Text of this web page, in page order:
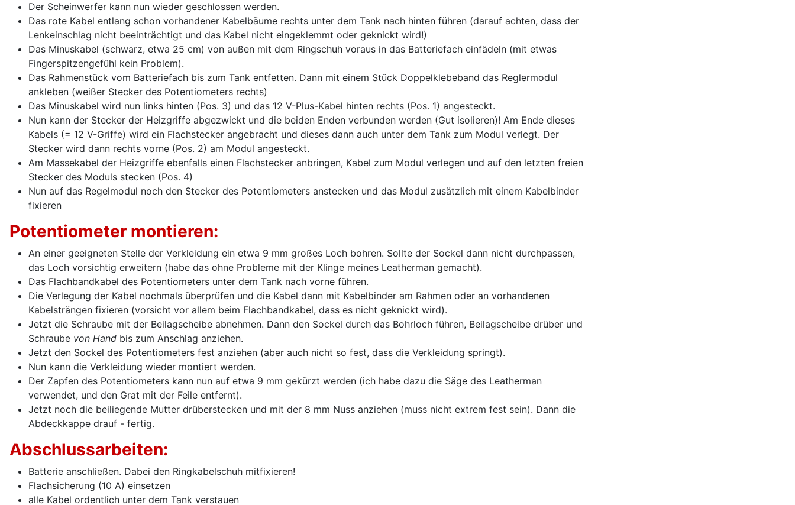
Der Scheinwerfer kann nun wieder geschlossen werden.
Das rote Kabel entlang schon vorhandener Kabelbäume rechts unter dem Tank nach hinten führen (darauf achten, dass der
Lenkeinschlag nicht beeinträchtigt und das Kabel nicht eingeklemmt oder geknickt wird!)
Das Minuskabel (schwarz, etwa 25 cm) von außen mit dem Ringschuh voraus in das Batteriefach einfädeln (mit etwas
Fingerspitzengefühl kein Problem).
Das Rahmenstück vom Batteriefach bis zum Tank entfetten. Dann mit einem Stück Doppelklebeband das Reglermodul
ankleben (weißer Stecker des Potentiometers rechts)
Das Minuskabel wird nun links hinten (Pos. 3) und das 12 V-Plus-Kabel hinten rechts (Pos. 1) angesteckt.
Nun kann der Stecker der Heizgriffe abgezwickt und die beiden Enden verbunden werden (Gut isolieren)! Am Ende dieses
Kabels (= 12 V-Griffe) wird ein Flachstecker angebracht und dieses dann auch unter dem Tank zum Modul verlegt. Der
Stecker wird dann rechts vorne (Pos. 2) am Modul angesteckt.
Am Massekabel der Heizgriffe ebenfalls einen Flachstecker anbringen, Kabel zum Modul verlegen und auf den letzten freien
Stecker des Moduls stecken (Pos. 4)
Nun auf das Regelmodul noch den Stecker des Potentiometers anstecken und das Modul zusätzlich mit einem Kabelbinder
fixieren
Potentiometer montieren:
An einer geeigneten Stelle der Verkleidung ein etwa 9 mm großes Loch bohren. Sollte der Sockel dann nicht durchpassen,
das Loch vorsichtig erweitern (habe das ohne Probleme mit der Klinge meines Leatherman gemacht).
Das Flachbandkabel des Potentiometers unter dem Tank nach vorne führen.
Die Verlegung der Kabel nochmals überprüfen und die Kabel dann mit Kabelbinder am Rahmen oder an vorhandenen
Kabelsträngen fixieren (vorsicht vor allem beim Flachbandkabel, dass es nicht geknickt wird).
Jetzt die Schraube mit der Beilagscheibe abnehmen. Dann den Sockel durch das Bohrloch führen, Beilagscheibe drüber und
Schraube von Hand bis zum Anschlag anziehen.
Jetzt den Sockel des Potentiometers fest anziehen (aber auch nicht so fest, dass die Verkleidung springt).
Nun kann die Verkleidung wieder montiert werden.
Der Zapfen des Potentiometers kann nun auf etwa 9 mm gekürzt werden (ich habe dazu die Säge des Leatherman
verwendet, und den Grat mit der Feile entfernt).
Jetzt noch die beiliegende Mutter drüberstecken und mit der 8 mm Nuss anziehen (muss nicht extrem fest sein). Dann die
Abdeckkappe drauf - fertig.
Abschlussarbeiten:
Batterie anschließen. Dabei den Ringkabelschuh mitfixieren!
Flachsicherung (10 A) einsetzen
alle Kabel ordentlich unter dem Tank verstauen